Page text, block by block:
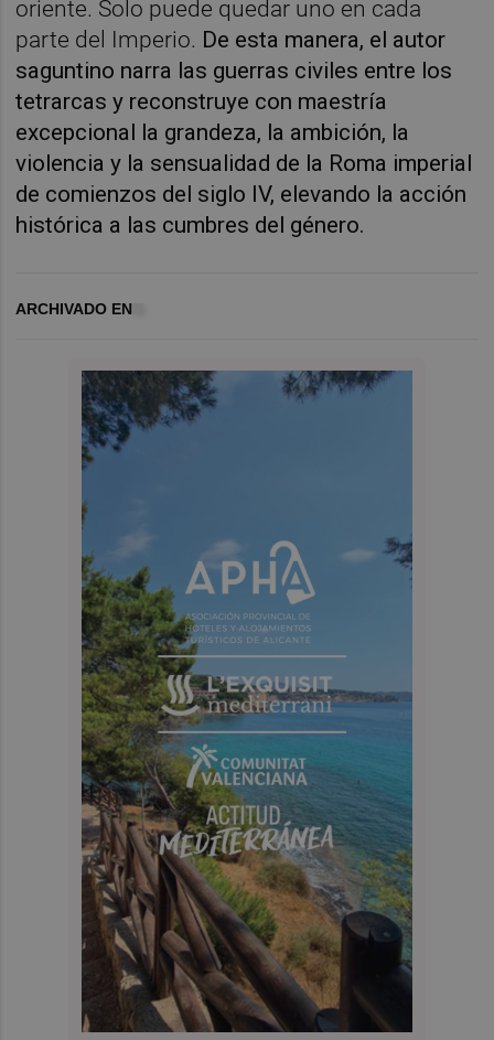
oriente. Solo puede quedar uno en cada
parte del Imperio. De esta manera, el autor
saguntino narra las guerras civiles entre los
tetrarcas y reconstruye con maestría
excepcional la grandeza, la ambición, la
violencia y la sensualidad de la Roma imperial
de comienzos del siglo IV, elevando la acción
histórica a las cumbres del género.
ARCHIVADO EN